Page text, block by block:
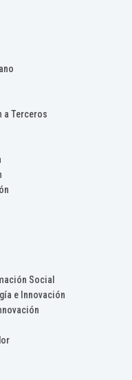
a Terceros
Social
e Innovación